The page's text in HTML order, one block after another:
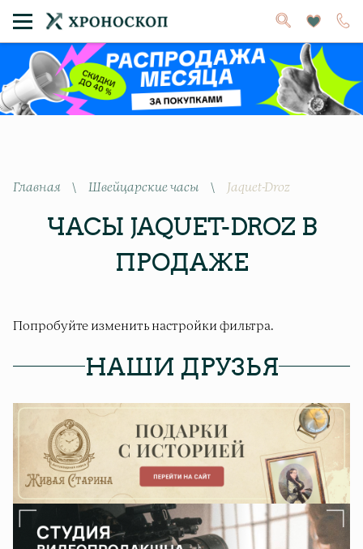
Главная \ Швейцарские часы \ Jaquet-Droz
ЧАСЫ JAQUET-DROZ В
ПРОДАЖЕ
Попробуйте изменить настройки фильтра.
НАШИ ДРУЗЬЯ